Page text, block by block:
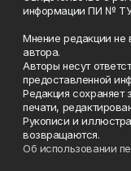
информации ПИ №
Мнение редакции не
автора.
Авторы несут
предоставленной
Редакция
печати,
Рукописи и
возвращаются.
Об использовании